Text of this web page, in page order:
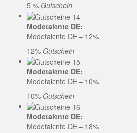
5 % Gutschein
Modetalente DE:
Modetalente DE – 12%
12% Gutschein
Modetalente DE:
Modetalente DE – 10%
10% Gutschein
Modetalente DE:
Modetalente DE – 18%